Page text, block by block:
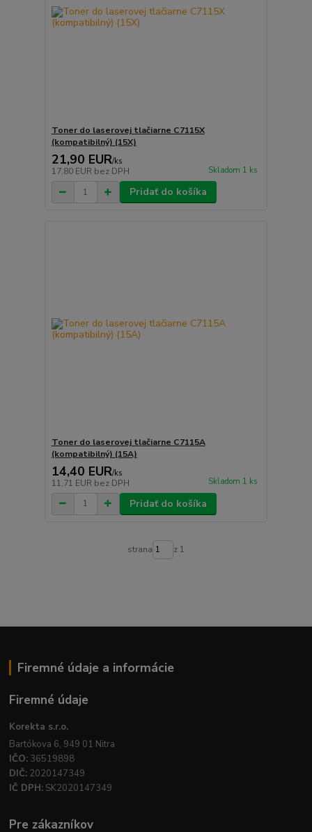
Toner do laserovej tlačiarne C7115X
(kompatibilný) (15X)
21,90 EUR/ks
17,80 EUR bez DPH Skladom 1 ks
Pridať do košíka
Toner do laserovej tlačiarne C7115A
(kompatibilný) (15A)
14,40 EUR/ks
11,71 EUR bez DPH Skladom 1 ks
Pridať do košíka
strana z 1
Firemné údaje a informácie
Firemné údaje
Korekta s.r.o.
Bartókova 6, 949 01 Nitra
IČO: 36519898
DIČ: 2020147349
IČ DPH: SK2020147349
Pre zákazníkov